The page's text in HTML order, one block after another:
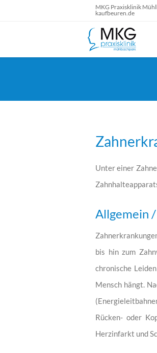
MKG Praxisklinik
kaufbeuren.de
Unter einer
Allgemein
bis hin zum
chronische
Mensch hängt.
Rücken- oder
Herzinfarkt und